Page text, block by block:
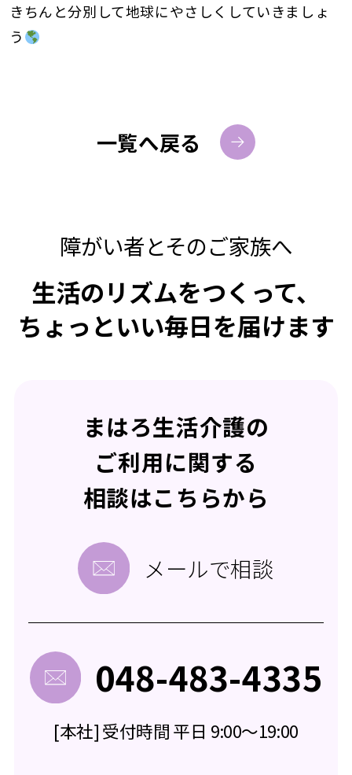
きちんと分別して地球にやさしくしていきましょ
う
一覧へ戻る
障がい者とそのご家族へ
生活のリズムをつくって、
ちょっといい毎日を届けます
まはろ生活介護の
ご利用に関する
相談はこちらから
メールで相談
048-483-4335
[本社] 受付時間 平日 9:00～19:00